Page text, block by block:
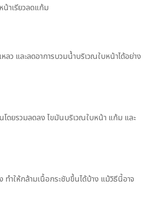
น้าเรียวลดแก้ม
ว และลดอาการบวมน้ำบริเวณใบหน้าได้อย่าง
โดยรวมลดลง ไขมันบริเวณใบหน้า แก้ม และ
ทำให้กล้ามเนื้อกระชับขึ้นได้บ้าง แม้วิธีนี้อาจ